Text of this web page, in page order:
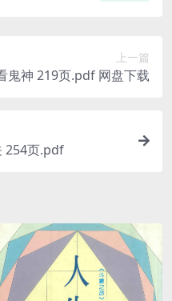
上一篇
鬼神 219页.pdf 网盘下载
254页.pdf